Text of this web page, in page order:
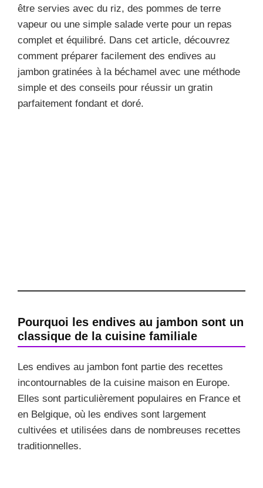
être servies avec du riz, des pommes de terre
vapeur ou une simple salade verte pour un repas
complet et équilibré. Dans cet article, découvrez
comment préparer facilement des endives au
jambon gratinées à la béchamel avec une méthode
simple et des conseils pour réussir un gratin
parfaitement fondant et doré.
Pourquoi les endives au jambon sont un
classique de la cuisine familiale
Les endives au jambon font partie des recettes
incontournables de la cuisine maison en Europe.
Elles sont particulièrement populaires en France et
en Belgique, où les endives sont largement
cultivées et utilisées dans de nombreuses recettes
traditionnelles.